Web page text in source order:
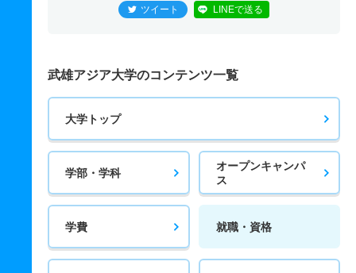
ツイート LINEで送る
武雄アジア大学のコンテンツ一覧
大学トップ
学部・学科
オープンキャンパ
ス
学費 就職・資格